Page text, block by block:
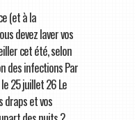
(et à la
devez laver vos
cet été, selon
des infections Par
25 juillet 26 Le
draps et vos